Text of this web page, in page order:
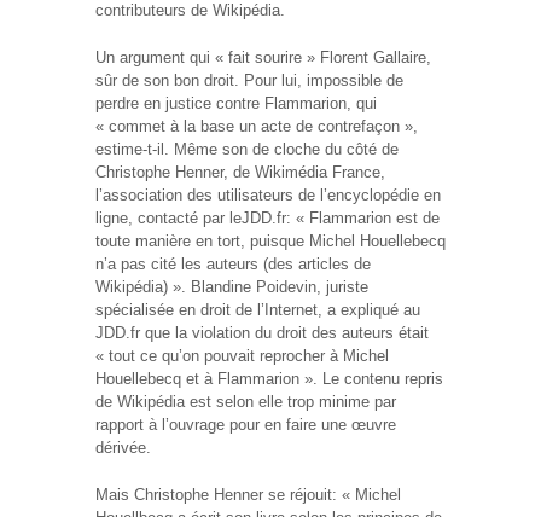
contributeurs de Wikipédia.
Un argument qui « fait sourire » Florent Gallaire,
sûr de son bon droit. Pour lui, impossible de
perdre en justice contre Flammarion, qui
« commet à la base un acte de contrefaçon »,
estime-t-il. Même son de cloche du côté de
Christophe Henner, de Wikimédia France,
l’association des utilisateurs de l’encyclopédie en
ligne, contacté par leJDD.fr: « Flammarion est de
toute manière en tort, puisque Michel Houellebecq
n’a pas cité les auteurs (des articles de
Wikipédia) ». Blandine Poidevin, juriste
spécialisée en droit de l’Internet, a expliqué au
JDD.fr que la violation du droit des auteurs était
« tout ce qu’on pouvait reprocher à Michel
Houellebecq et à Flammarion ». Le contenu repris
de Wikipédia est selon elle trop minime par
rapport à l’ouvrage pour en faire une œuvre
dérivée.
Mais Christophe Henner se réjouit: « Michel